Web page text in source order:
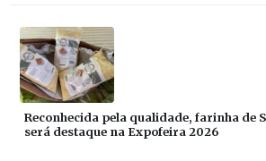
Reconhecida pela qualidade, farinha de
será destaque na Expofeira 2026